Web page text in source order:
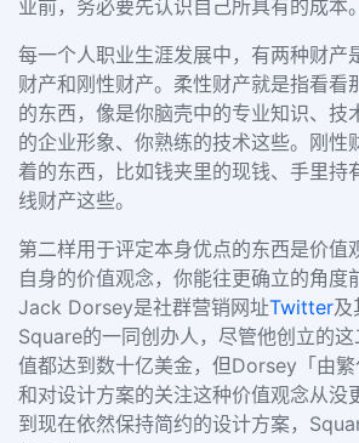
业前，务必要先认识自己所具有的成本。
每一个人职业生涯发展中，有两种财产
财产和刚性财产。柔性财产就是指看看
的东西，像是你脑壳中的专业知识、技
的企业形象、你熟练的技术这些。刚性
着的东西，比如钱夹里的现钱、手里持
线财产这些。
第二样用于评定本身优点的东西是价值
自身的价值观念，你能往更确立的角度
Jack Dorsey是社群营销网址Twitter及
Square的一同创办人，尽管他创立的
值都达到数十亿美金，但Dorsey「由
和对设计方案的关注这种价值观念从
到现在依然保持简约的设计方案，